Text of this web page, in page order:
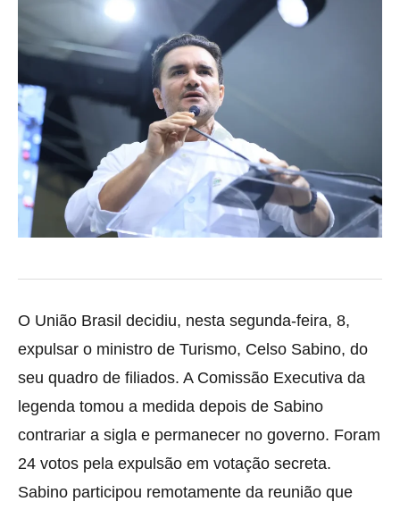
O União Brasil decidiu, nesta segunda-feira, 8,
expulsar o ministro de Turismo, Celso Sabino, do
seu quadro de filiados. A Comissão Executiva da
legenda tomou a medida depois de Sabino
contrariar a sigla e permanecer no governo. Foram
24 votos pela expulsão em votação secreta.
Sabino participou remotamente da reunião que